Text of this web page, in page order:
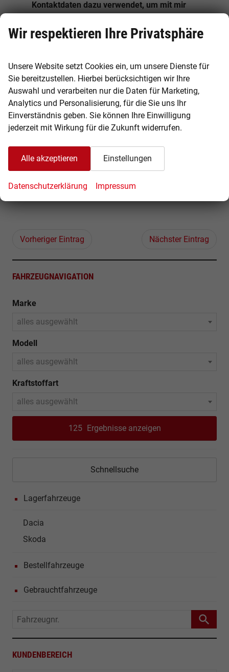
Kontaktdaten dazu verwendet, um mit mir
Verbindung zu treten, in diesem Zusammenhang
zu kommunizieren und meine Anfrage zu
insbesondere für die Verwendung der E-Mail-
Adresse und der Telefonnummer zu den
vorgenannten Zwecken.
Die Datenschutzerklärung kann hier eingesehen
werden.
Kommentar abschicken
Vorheriger Eintrag Nächster Eintrag
FAHRZEUGNAVIGATION
Marke
alles ausgewählt
Modell
alles ausgewählt
Kraftstoffart
alles ausgewählt
125 Ergebnisse anzeigen
Schnellsuche
Lagerfahrzeuge
Dacia
Skoda
Bestellfahrzeuge
Gebrauchtfahrzeuge
Fahrzeugnr.
KUNDENBEREICH
Wir respektieren Ihre Privatsphäre
Unsere Website setzt Cookies ein, um unsere Dienste für
Sie bereitzustellen. Hierbei berücksichtigen wir Ihre
Auswahl und verarbeiten nur die Daten für Marketing,
Analytics und Personalisierung, für die Sie uns Ihr
Einverständnis geben. Sie können Ihre Einwilligung
jederzeit mit Wirkung für die Zukunft widerrufen.
Alle akzeptieren Einstellungen
Datenschutzerklärung Impressum